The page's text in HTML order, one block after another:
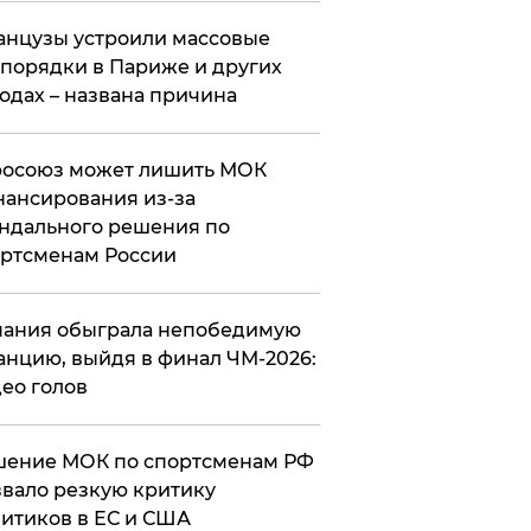
устроили массовые
в Париже и других
– названа причина
может лишить МОК
из-за
решения по
России
обыграла непобедимую
выйдя в финал ЧМ-2026:
голов
МОК по спортсменам РФ
резкую критику
в ЕС и США